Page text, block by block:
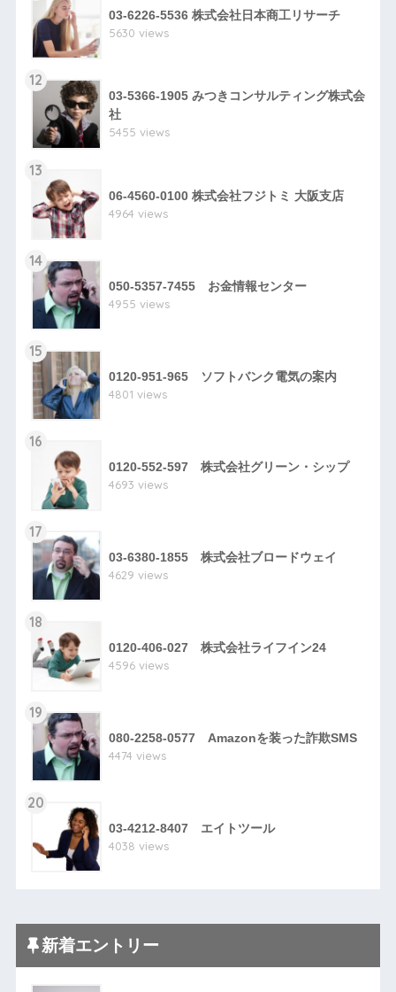
03-6226-5536 株式会社日本商工リサーチ
5630 views
12
03-5366-1905 みつきコンサルティング株式会
社
5455 views
13
06-4560-0100 株式会社フジトミ 大阪支店
4964 views
14
050-5357-7455 お金情報センター
4955 views
15
0120-951-965 ソフトバンク電気の案内
4801 views
16
0120-552-597 株式会社グリーン・シップ
4693 views
17
03-6380-1855 株式会社ブロードウェイ
4629 views
18
0120-406-027 株式会社ライフイン24
4596 views
19
080-2258-0577 Amazonを装った詐欺SMS
4474 views
20
03-4212-8407 エイトツール
4038 views
新着エントリー